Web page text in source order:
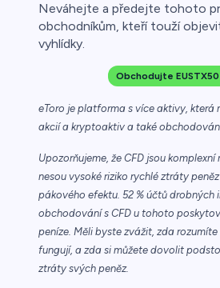
Neváhejte a předejte tohoto
obchodníkům, kteří touží
vyhlídky.
Obchodujte
eToro je platforma s více aktivy, která
akcií a kryptoaktiv a také
Upozorňujeme, že CFD jsou
nesou vysoké riziko rychlé ztráty
pákového efektu. 52 % účtů drobných
obchodování s CFD u tohoto
peníze. Měli byste zvážit, zda rozumíte
fungují, a zda si můžete dovolit
ztráty svých peněz.